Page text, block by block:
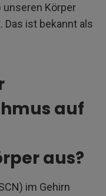
unseren Körper
Das ist bekannt als
auf
aus?
im Gehirn